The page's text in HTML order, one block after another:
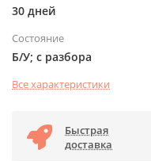
30 дней
Состояние
Б/У; с разбора
Все характеристики
Быстрая
доставка